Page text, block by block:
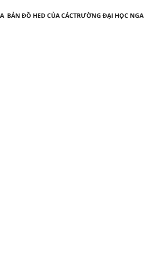
BẢN ĐỒ HED CỦA CÁCTRƯỜNG ĐẠI HỌC NGA